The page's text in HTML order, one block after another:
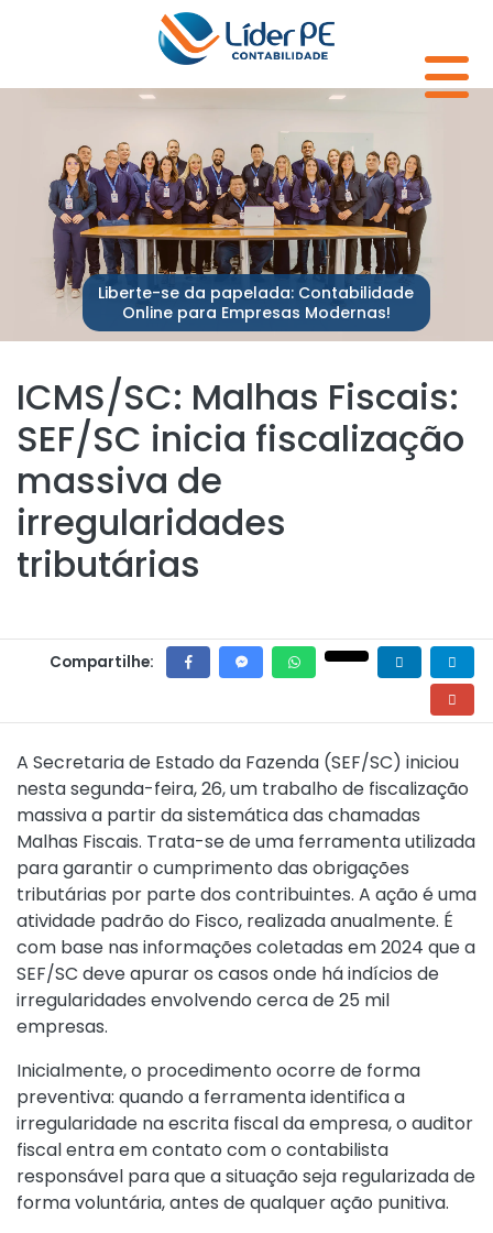
Liberte-se da papelada: Contabilidade
Online para Empresas Modernas!
ICMS/SC: Malhas Fiscais:
SEF/SC inicia fiscalização
massiva de
irregularidades
tributárias
Compartilhe:
A Secretaria de Estado da Fazenda (SEF/SC) iniciou
nesta segunda-feira, 26, um trabalho de fiscalização
massiva a partir da sistemática das chamadas
Malhas Fiscais. Trata-se de uma ferramenta utilizada
para garantir o cumprimento das obrigações
tributárias por parte dos contribuintes. A ação é uma
atividade padrão do Fisco, realizada anualmente. É
com base nas informações coletadas em 2024 que a
SEF/SC deve apurar os casos onde há indícios de
irregularidades envolvendo cerca de 25 mil
empresas.
Inicialmente, o procedimento ocorre de forma
preventiva: quando a ferramenta identifica a
irregularidade na escrita fiscal da empresa, o auditor
fiscal entra em contato com o contabilista
responsável para que a situação seja regularizada de
forma voluntária, antes de qualquer ação punitiva.